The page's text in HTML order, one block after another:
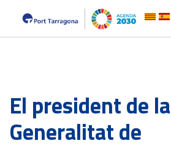
El president de la
Generalitat de